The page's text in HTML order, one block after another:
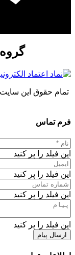
تمام حقوق این
فرم تماس
این فیلد را پر کنید
این فیلد را پر کنید
این فیلد را پر کنید
این فیلد را پر کنید
ارسال پیام